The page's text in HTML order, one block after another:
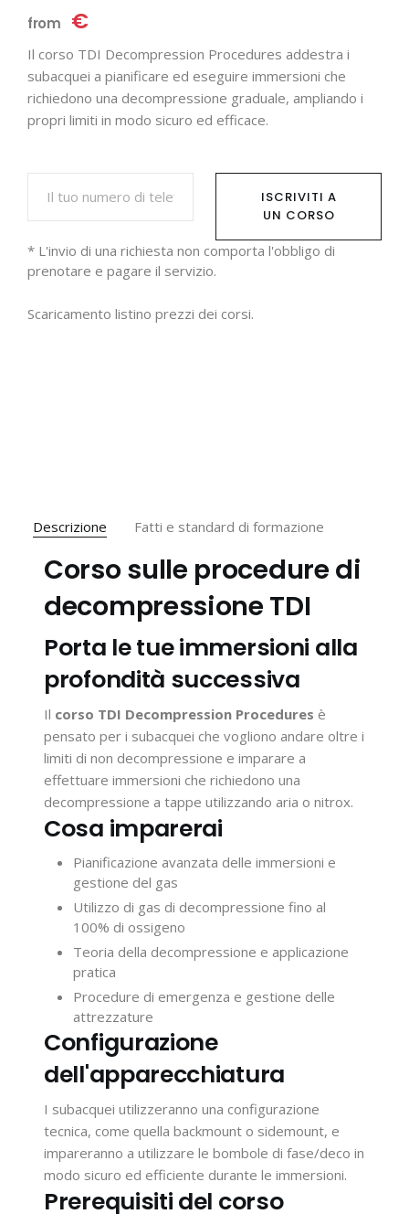
from €
Il corso TDI Decompression Procedures addestra i
subacquei a pianificare ed eseguire immersioni che
richiedono una decompressione graduale, ampliando i
propri limiti in modo sicuro ed efficace.
ISCRIVITI A
UN CORSO
* L'invio di una richiesta non comporta l'obbligo di
prenotare e pagare il servizio.
Scaricamento listino prezzi dei corsi.
Descrizione Fatti e standard di formazione
Corso sulle procedure di
decompressione TDI
Porta le tue immersioni alla
profondità successiva
Il corso TDI Decompression Procedures è
pensato per i subacquei che vogliono andare oltre i
limiti di non decompressione e imparare a
effettuare immersioni che richiedono una
decompressione a tappe utilizzando aria o nitrox.
Cosa imparerai
Pianificazione avanzata delle immersioni e
gestione del gas
Utilizzo di gas di decompressione fino al
100% di ossigeno
Teoria della decompressione e applicazione
pratica
Procedure di emergenza e gestione delle
attrezzature
Configurazione
dell'apparecchiatura
I subacquei utilizzeranno una configurazione
tecnica, come quella backmount o sidemount, e
impareranno a utilizzare le bombole di fase/deco in
modo sicuro ed efficiente durante le immersioni.
Prerequisiti del corso